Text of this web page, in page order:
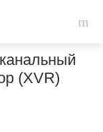
(XVR)